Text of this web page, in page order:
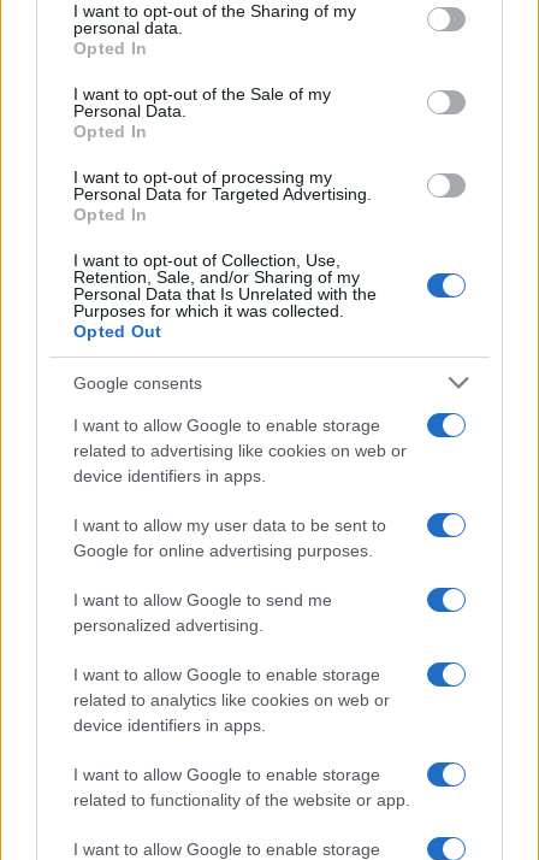
not limited to your visit or usage behaviour. You may click to
grant or deny consent to Google and its third-party tags to
use your data for below specified purposes in below Google
consent section.
I want to opt-out of the Sharing of my
personal data.
Opted In
I want to opt-out of the Sale of my
Personal Data.
Opted In
I want to opt-out of processing my
Personal Data for Targeted Advertising.
Opted In
I want to opt-out of Collection, Use,
Retention, Sale, and/or Sharing of my
Personal Data that Is Unrelated with the
Purposes for which it was collected.
Opted Out
Google consents
I want to allow Google to enable storage
related to advertising like cookies on web or
device identifiers in apps.
I want to allow my user data to be sent to
Google for online advertising purposes.
I want to allow Google to send me
personalized advertising.
I want to allow Google to enable storage
related to analytics like cookies on web or
device identifiers in apps.
I want to allow Google to enable storage
related to functionality of the website or app.
I want to allow Google to enable storage
AUTORE
AiAdhubMedia
Continua a leggere